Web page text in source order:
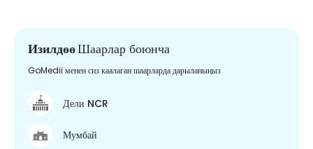
ИзилдөөШаарлар боюнча
GoMedii менен сиз каалаган шаарларда дарыланыңыз
Дели NCR
Мумбай